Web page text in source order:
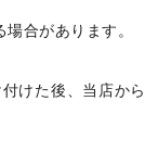
合があります。
けた後、当店から